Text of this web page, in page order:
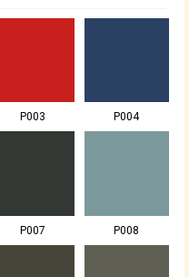
P003 P004
P007 P008